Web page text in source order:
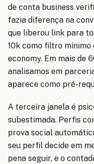
de conta business
fazia diferença na
que liberou link para
10k como filtro
economy. Em mais de
analisamos em
aparece como pré-
A terceira janela é
subestimada. Perfis
prova social
seu perfil decide em
pena seguir, e o